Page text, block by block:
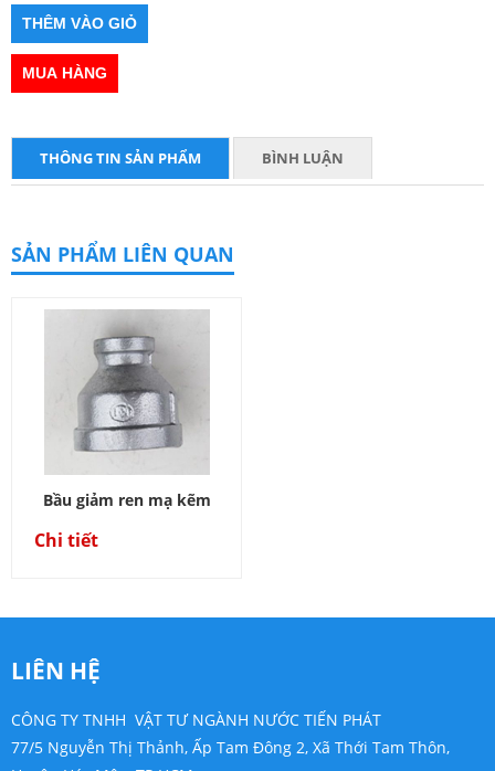
THÔNG TIN SẢN PHẨM BÌNH LUẬN
SẢN PHẨM LIÊN QUAN
Bầu giảm ren mạ kẽm
Chi tiết
LIÊN HỆ
CÔNG TY TNHH VẬT TƯ NGÀNH NƯỚC TIẾN PHÁT
77/5 Nguyễn Thị Thảnh, Ấp Tam Đông 2, Xã Thới Tam Thôn,